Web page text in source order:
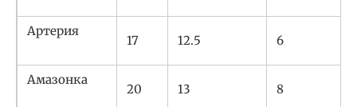
Артерия
17 12.5 6
Амазонка
20 13 8